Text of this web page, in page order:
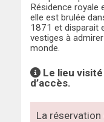
Résidence royale
elle est brulée
1871 et disparait
vestiges à
monde.
Le lieu
d’accès.
La